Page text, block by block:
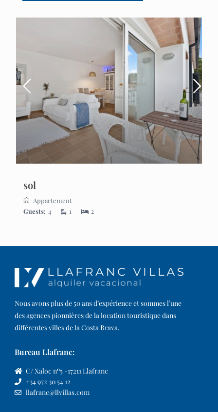
sol
Appartement
Guests: 4 1 2
Nous avons plus de 50 ans d’expérience et sommes l’une
des agences pionnières de la location touristique dans
différentes villes de la Costa Brava.​
Bureau Llafranc:
C/ Xaloc nº5 -17211 Llafranc
+34 972 30 54 12
llafranc@llvillas.com